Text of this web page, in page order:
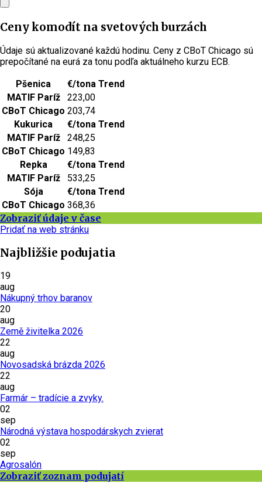
Ceny komodít na svetových burzách
Údaje sú aktualizované každú hodinu. Ceny z CBoT Chicago sú
prepočítané na eurá za tonu podľa aktuálneho kurzu ECB.
Pšenica
€/tona Trend
MATIF Paríž
223,00
CBoT Chicago 203,74
Kukurica
€/tona Trend
MATIF Paríž
248,25
CBoT Chicago 149,83
Repka
€/tona Trend
MATIF Paríž
533,25
Sója
€/tona Trend
CBoT Chicago 368,36
Zobraziť údaje v čase
Pridať na web stránku
Najbližšie podujatia
19
aug
Nákupný trhov baranov
20
aug
Země živitelka 2026
22
aug
Novosadská brázda 2026
22
aug
Farmár – tradície a zvyky.
02
sep
Národná výstava hospodárskych zvierat
02
sep
Agrosalón
Zobraziť zoznam podujatí